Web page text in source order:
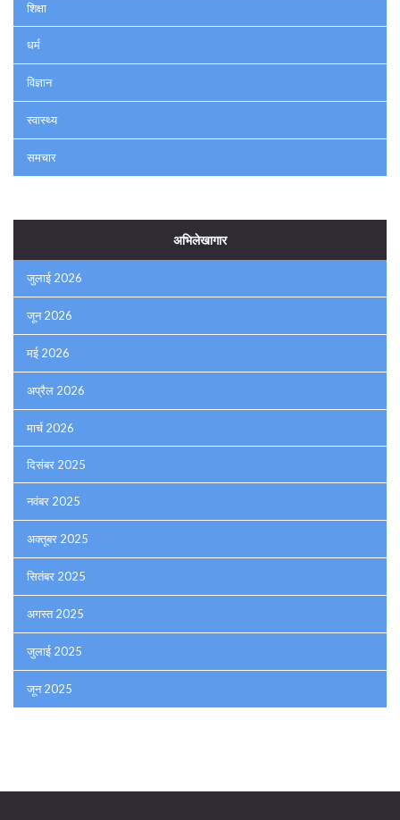
शिक्षा
धर्म
विज्ञान
स्वास्थ्य
समचार
अभिलेखागार
जुलाई 2026
जून 2026
मई 2026
अप्रैल 2026
मार्च 2026
दिसंबर 2025
नवंबर 2025
अक्तूबर 2025
सितंबर 2025
अगस्त 2025
जुलाई 2025
जून 2025